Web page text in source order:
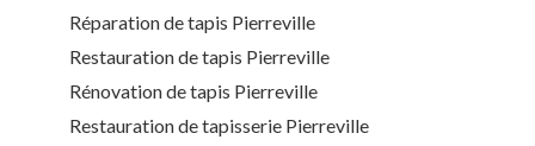
Réparation de tapis Pierreville
Restauration de tapis Pierreville
Rénovation de tapis Pierreville
Restauration de tapisserie Pierreville